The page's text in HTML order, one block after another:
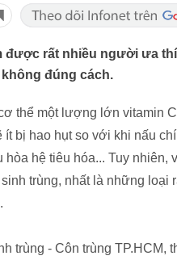
được rất nhiều người ưa
đúng cách.
thể một lượng lớn vitamin
ít bị hao hụt so với khi nấu
hòa hệ tiêu hóa... Tuy
trùng, nhất là những
trùng - Côn trùng TP.HCM,